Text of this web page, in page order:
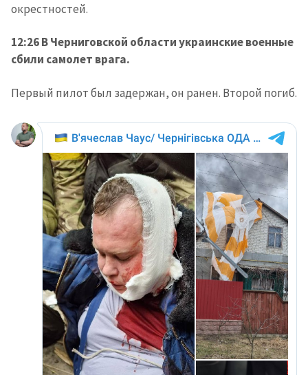
ПОДДЕРЖАТЬ
окрестностей.
12:26 В Черниговской области украинские военные
сбили самолет врага.
Первый пилот был задержан, он ранен. Второй погиб.